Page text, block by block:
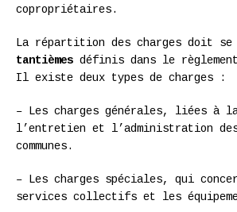
copropriétaires.
La répartition des charges doit
tantièmes définis dans le
Il existe deux types de charges :
– Les charges générales, liées à
l’entretien et l’administration
communes.
– Les charges spéciales, qui
services collectifs et les